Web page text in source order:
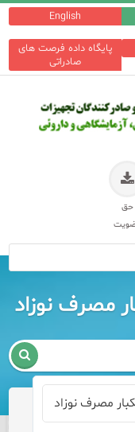
English
پایگاه داده فرصت های
صادراتی
حق
مصرف نوزاد

مصرف نوزاد